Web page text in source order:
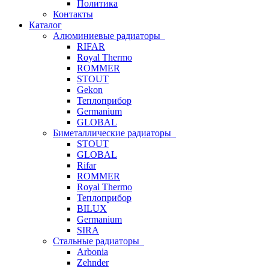
Политика
Контакты
Каталог
Алюминиевые радиаторы
RIFAR
Royal Thermo
ROMMER
STOUT
Gekon
Теплоприбор
Germanium
GLOBAL
Биметаллические радиаторы
STOUT
GLOBAL
Rifar
ROMMER
Royal Thermo
Теплоприбор
BILUX
Germanium
SIRA
Стальные радиаторы
Arbonia
Zehnder